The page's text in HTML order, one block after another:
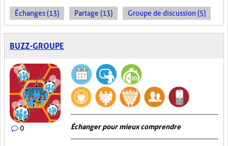
Échanges (13) Partage (13) Groupe de discussion (5)
BUZZ-GROUPE
0 Échanger pour mieux comprendre